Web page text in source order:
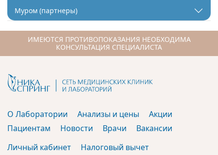
Муром (партнеры)
ИМЕЮТСЯ ПРОТИВОПОКАЗАНИЯ НЕОБХОДИМА
КОНСУЛЬТАЦИЯ СПЕЦИАЛИСТА
О Лаборатории Анализы и цены
Акции
Пациентам
Новости Врачи
Вакансии
Личный кабинет
Налоговый вычет